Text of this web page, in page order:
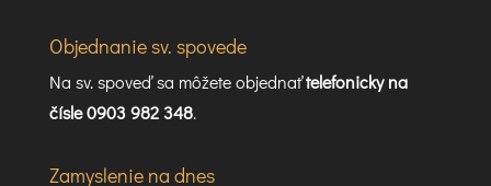
Objednanie sv. spovede
Na sv. spoveď sa môžete objednaťtelefonicky na
čísle 0903 982 348.
Zamyslenie na dnes